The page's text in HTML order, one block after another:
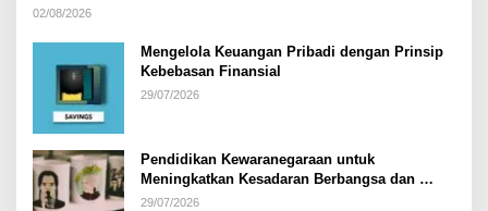
02/08/2026
Mengelola Keuangan Pribadi dengan Prinsip
Kebebasan Finansial
29/07/2026
Pendidikan Kewaranegaraan untuk
Meningkatkan Kesadaran Berbangsa dan
Bernegara di…
29/07/2026